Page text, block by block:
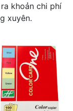
khoản chi phí
xuyên.